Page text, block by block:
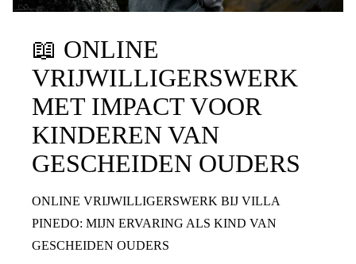
📖 ONLINE
VRIJWILLIGERSWERK
MET IMPACT VOOR
KINDEREN VAN
GESCHEIDEN OUDERS
ONLINE VRIJWILLIGERSWERK BIJ VILLA
PINEDO: MIJN ERVARING ALS KIND VAN
GESCHEIDEN OUDERS